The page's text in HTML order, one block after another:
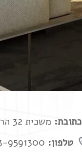
כתובת: משכית 32 הרצליה
טלפון: